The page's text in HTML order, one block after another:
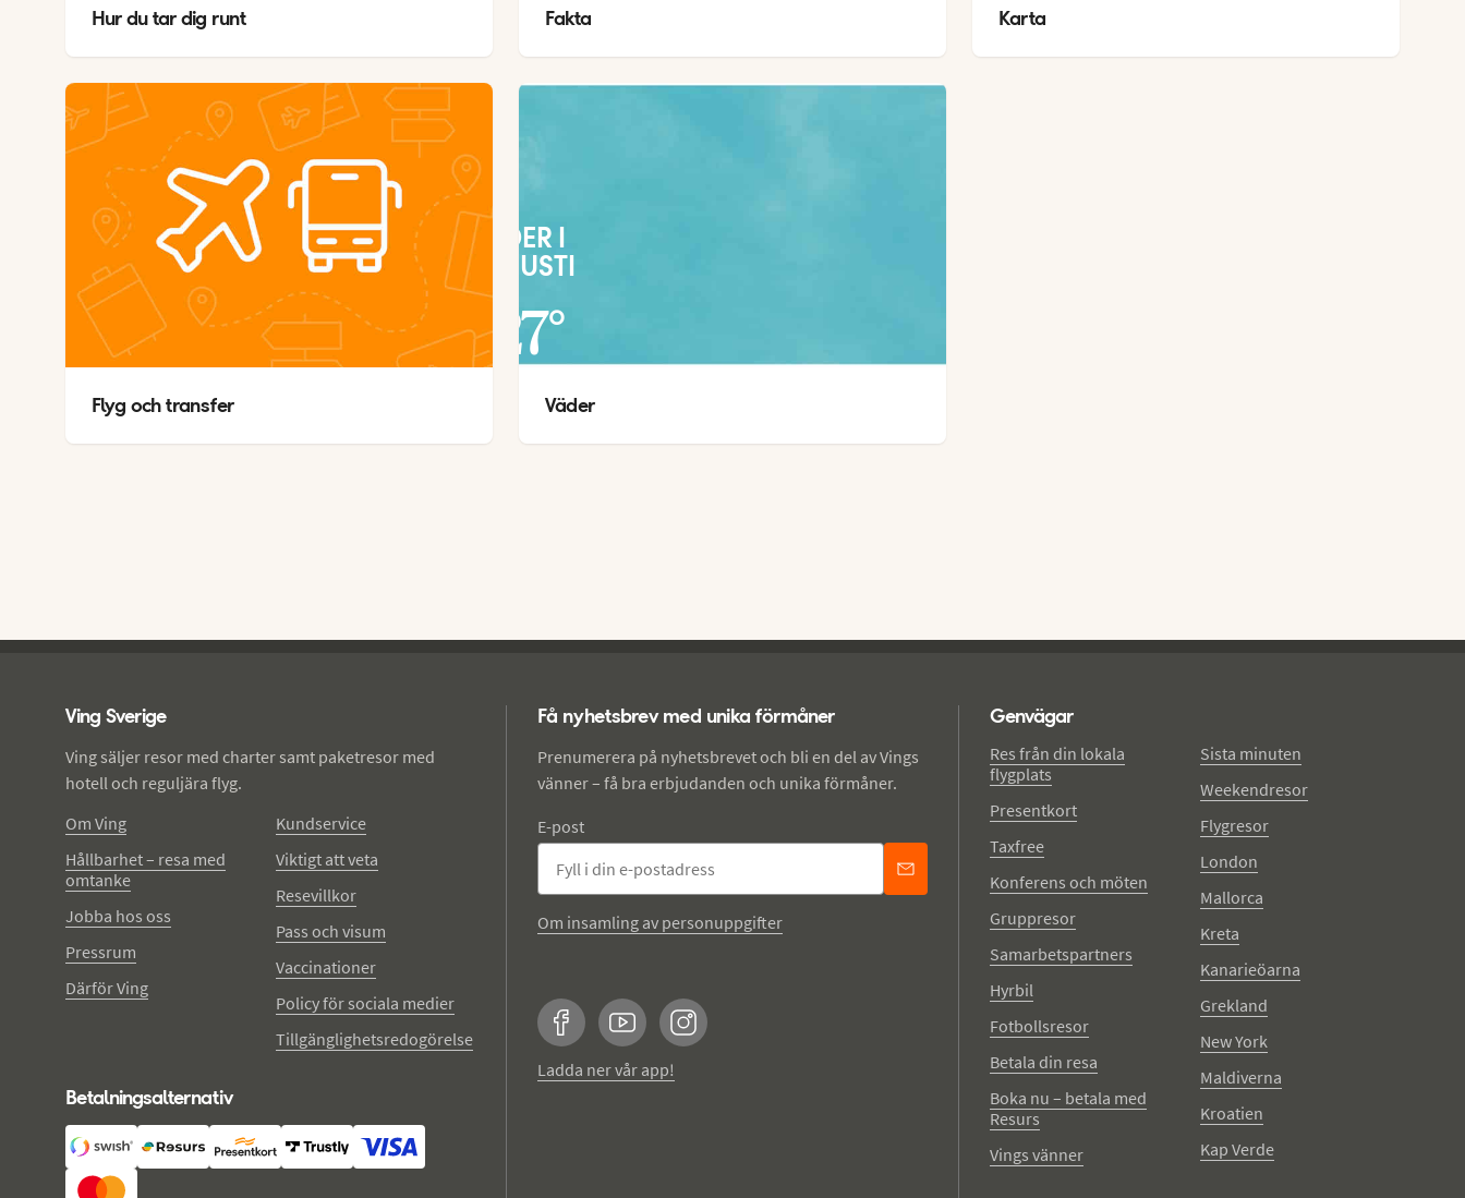
Hur du tar dig runt Fakta
Flyg och transfer
VÄDER I
AUGUSTI
27°
Väder
Ving Sverige
Ving säljer resor med charter samt paketresor med
hotell och reguljära flyg.
Om Ving
Hållbarhet – resa med
omtanke
Jobba hos oss
Pressrum
Därför Ving
Kundservice
Viktigt att veta
Resevillkor
Pass och visum
Vaccinationer
Policy för sociala medier
Tillgänglighetsredogörelse
Betalningsalternativ
Få nyhetsbrev med unika förmåner
Prenumerera på nyhetsbrevet och bli en del av Vings
vänner – få bra erbjudanden och unika förmåner.
E-post
Om insamling av personuppgifter
FacebookYouTubeInstagram
Ladda ner vår app!
Genvägar
Res från din lokala
flygplats
Presentkort
Taxfree
Konferens och möten
Gruppresor
Samarbetspartners
Hyrbil
Fotbollsresor
Betala din resa
Boka nu – betala med
Resurs
Vings vänner
Sista minuten
Weekendresor
Flygresor
London
Mallorca
Kreta
Kanarieöarna
Grekland
New York
Maldiverna
Kroatien
Kap Verde